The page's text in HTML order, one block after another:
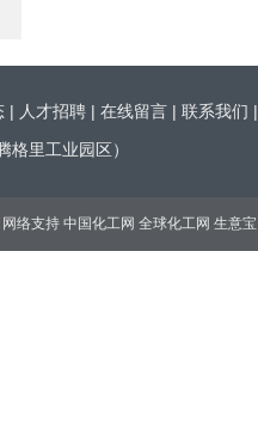
| 人才招聘 | 在线留言 | 联系我们
里工业园区）
网络支持 中国化工网 全球化工网 生意宝